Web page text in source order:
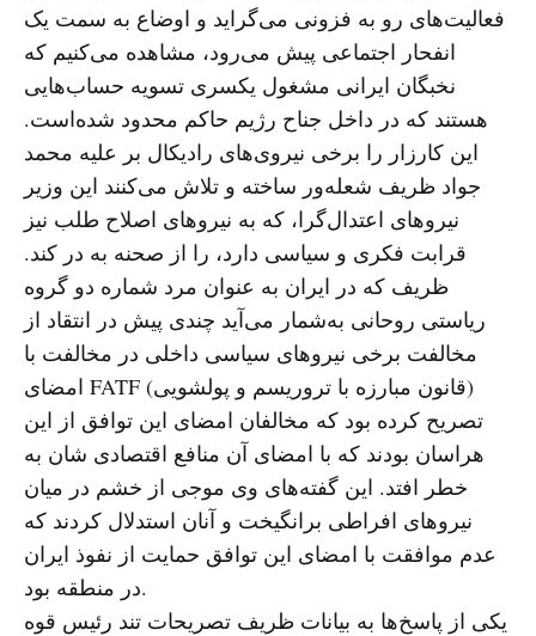
فعالیت‌های رو به فزونی می‌گراید و اوضاع به سمت یک
انفحار اجتماعی پیش می‌رود، مشاهده می‌کنیم که
نخبگان ایرانی مشغول یکسری تسویه حساب‌هایی
هستند که در داخل جناح رژیم حاکم محدود شده‌است.
این کارزار را برخی نیروی‌های رادیکال بر علیه محمد
جواد ظریف شعله‌ور ساخته و تلاش می‌کنند این وزیر
نیروهای اعتدال‌گرا، که به نیروهای اصلاح طلب نیز
قرابت فکری و سیاسی دارد، را از صحنه به در کند.
ظریف که در ایران به عنوان مرد شماره دو گروه
ریاستی روحانی به‌شمار می‌آید چندی پیش در انتقاد از
مخالفت برخی نیروهای سیاسی داخلی در مخالفت با
امضای FATF (قانون مبارزه با تروریسم و پولشویی)
تصریح کرده بود که مخالفان امضای این توافق از این
هراسان بودند که با امضای آن منافع اقتصادی شان به
خطر افتد. این گفته‌های وی موجی از خشم در میان
نیروهای افراطی برانگیخت و آنان استدلال کردند که
عدم موافقت با امضای این توافق حمایت از نفوذ ایران
در منطقه بود.
یکی از پاسخ‌ها به بیانات ظریف تصریحات تند رئیس قوه